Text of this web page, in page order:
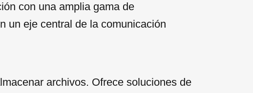
con una amplia gama de
un eje central de la comunicación
archivos. Ofrece soluciones de